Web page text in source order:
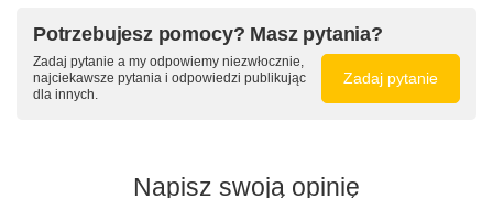
Potrzebujesz pomocy? Masz pytania?
Zadaj pytanie a my odpowiemy niezwłocznie,
najciekawsze pytania i odpowiedzi publikując
dla innych.
Zadaj pytanie
Napisz swoją opinię